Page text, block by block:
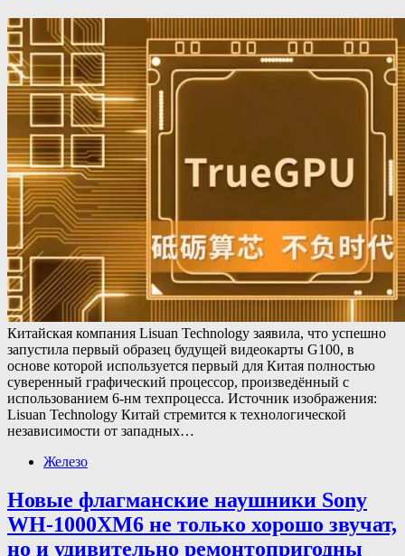
Китайская компания Lisuan Technology заявила, что успешно
запустила первый образец будущей видеокарты G100, в
основе которой используется первый для Китая полностью
суверенный графический процессор, произведённый с
использованием 6-нм техпроцесса. Источник изображения:
Lisuan Technology Китай стремится к технологической
независимости от западных…
Железо
Новые флагманские наушники Sony
WH-1000XM6 не только хорошо звучат,
но и удивительно ремонтопригодны